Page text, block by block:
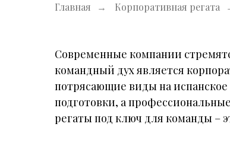
Главная → Корпоративная регата
Современные компании
командный дух является
потрясающие виды на
подготовки, а
регаты под ключ для команды –